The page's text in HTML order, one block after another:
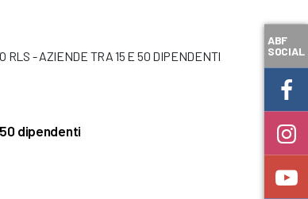
RLS - AZIENDE TRA 15 E 50 DIPENDENTI
dipendenti
ABF
SOCIAL